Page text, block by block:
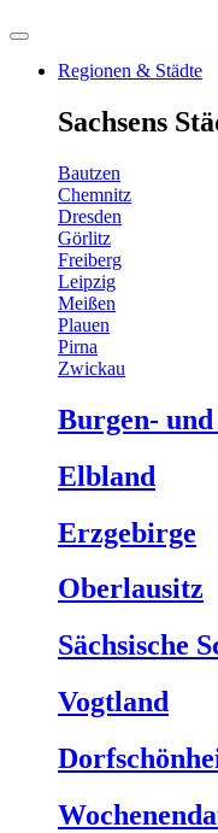
Regionen & Städte
Sachsens
Bautzen
Chemnitz
Dresden
Görlitz
Freiberg
Leipzig
Meißen
Plauen
Pirna
Zwickau
Burgen-
Elbland
Erzgebirge
Oberlausitz
Sächsische
Vogtland